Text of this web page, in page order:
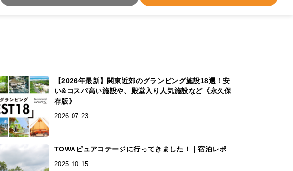
【2026年最新】関東近郊のグランピング施設18選！安
い&コスパ高い施設や、殿堂入り人気施設など《永久保
存版》
2026.07.23
TOWAピュアコテージに行ってきました！｜宿泊レポ
2025.10.15